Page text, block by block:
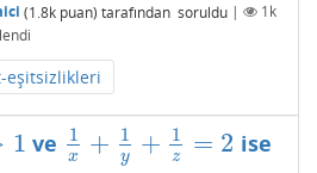
(1.8kpuan) tarafından soruldu |
1k
eşitsizlikleri
1 ve 1
x + 1
y + 1
z = 2
1x +1 y+ 1z= 2 ise